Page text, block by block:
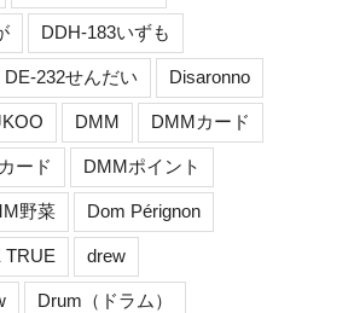
DDH-183いずも
DE-232せんだい Disaronno
DMM DMMカード
ード DMMポイント
野菜 Dom Pérignon
TRUE drew
Drum（ドラム）